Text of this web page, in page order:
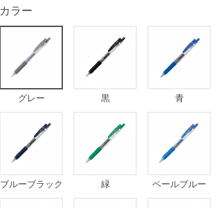
カラー
グレー 黒 青
ブルーブラック 緑 ペールブルー